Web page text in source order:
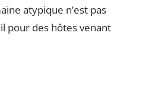
atypique n’est pas
pour des hôtes venant